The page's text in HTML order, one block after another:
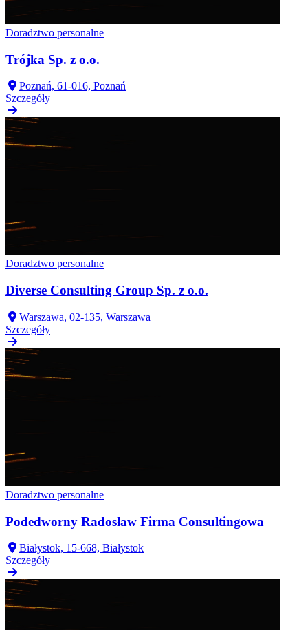
Doradztwo personalne
Trójka Sp. z o.o.
Poznań, 61-016, Poznań
Szczegóły
Doradztwo personalne
Diverse Consulting Group Sp. z o.o.
Warszawa, 02-135, Warszawa
Szczegóły
Doradztwo personalne
Podedworny Radosław Firma Consultingowa
Białystok, 15-668, Białystok
Szczegóły